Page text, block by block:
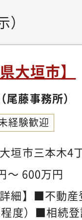
大垣市】
藤事務所）
経験歓迎
垣市三本木4
垣駅から車
差点近く
450万円～ 600万円
詳細】■不動
程度）■相続